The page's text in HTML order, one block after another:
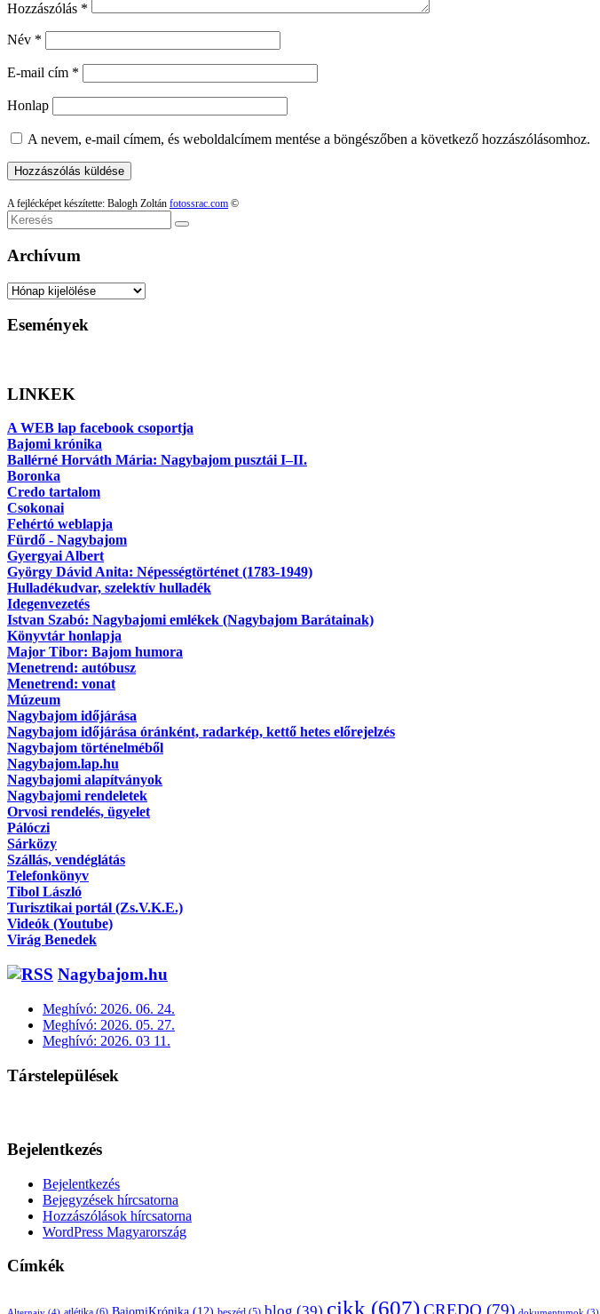
Hozzászólás *
Név *
E-mail cím *
Honlap
A nevem, e-mail címem, és weboldalcímem mentése a böngészőben a következő hozzászólásomhoz.
A fejlécképet készítette: Balogh Zoltán fotossrac.com ©
Keresés
Archívum
Archívum
Események
LINKEK
A WEB lap facebook csoportja
Bajomi krónika
Ballérné Horváth Mária: Nagybajom pusztái I–II.
Boronka
Credo tartalom
Csokonai
Fehértó weblapja
Fürdő - Nagybajom
Gyergyai Albert
György Dávid Anita: Népességtörténet (1783-1949)
Hulladékudvar, szelektív hulladék
Idegenvezetés
Istvan Szabó: Nagybajomi emlékek (Nagybajom Barátainak)
Könyvtár honlapja
Major Tibor: Bajom humora
Menetrend: autóbusz
Menetrend: vonat
Múzeum
Nagybajom időjárása
Nagybajom időjárása óránként, radarkép, kettő hetes előrejelzés
Nagybajom történelméből
Nagybajom.lap.hu
Nagybajomi alapítványok
Nagybajomi rendeletek
Orvosi rendelés, ügyelet
Pálóczi
Sárközy
Szállás, vendéglátás
Telefonkönyv
Tibol László
Turisztikai portál (Zs.V.K.E.)
Videók (Youtube)
Virág Benedek
Nagybajom.hu
Meghívó: 2026. 06. 24.
Meghívó: 2026. 05. 27.
Meghívó: 2026. 03 11.
Társtelepülések
Bejelentkezés
Bejelentkezés
Bejegyzések hírcsatorna
Hozzászólások hírcsatorna
WordPress Magyarország
Címkék
cikk (607)CREDO (79)